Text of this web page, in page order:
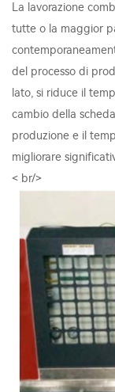
La lavorazione
tutte o la maggior
del processo di
lato, si riduce il
cambio della
produzione e il
migliorare
< br/>